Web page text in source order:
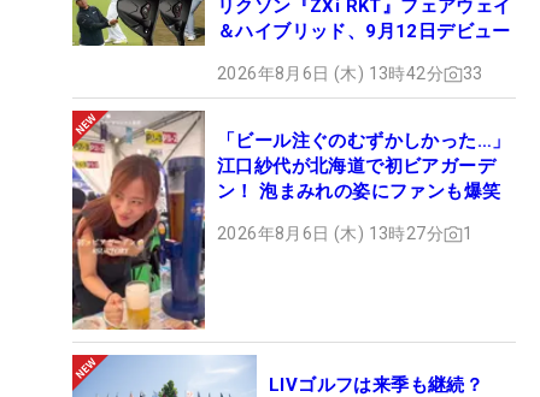
リクソン『ZXi RKT』フェアウェイ
＆ハイブリッド、9月12日デビュー
2026年8月6日 (木) 13時42分 33
「ビール注ぐのむずかしかった…」
江口紗代が北海道で初ビアガーデ
ン！ 泡まみれの姿にファンも爆笑
2026年8月6日 (木) 13時27分 1
LIVゴルフは来季も継続？